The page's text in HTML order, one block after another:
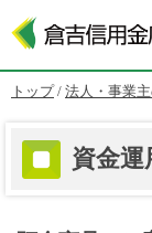
このページの本文へ
現
位
置：
トップ / 法人・事業
資金運